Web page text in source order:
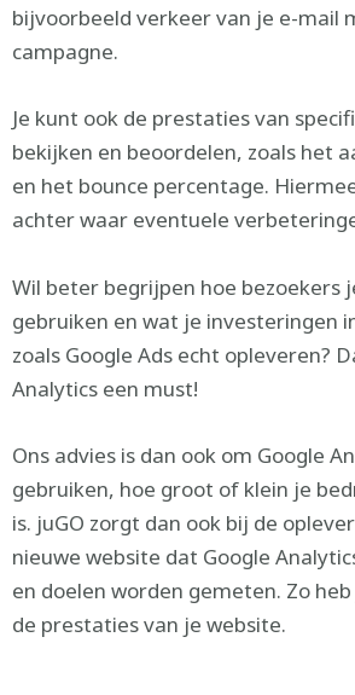
bijvoorbeeld verkeer van je e-mail
campagne.
Je kunt ook de prestaties van
bekijken en beoordelen, zoals het
en het bounce percentage.
achter waar eventuele
Wil beter begrijpen hoe bezoekers
gebruiken en wat je investeringen
zoals Google Ads echt opleveren?
Analytics een must!
Ons advies is dan ook om Google
gebruiken, hoe groot of klein je
is. juGO zorgt dan ook bij de
nieuwe website dat Google
en doelen worden gemeten. Zo
de prestaties van je website.